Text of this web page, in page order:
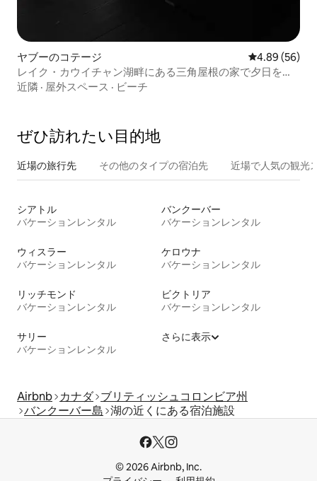
ヤブーのコテージ レビュー56
4.89 (56)
レイク・カウイチャン湖畔にある三角屋根の家で夕日をた
くさん楽しもう
近隣 · 屋外スペース · ビーチ
ぜひ訪⁠れ⁠た⁠い目⁠的⁠地
近場の旅行先 その他のタ⁠イ⁠プ⁠の宿⁠泊⁠先 近場で人気の観光
シアトル
バケーションレンタル
バンクーバー
バケーションレンタル
ウィスラー
バケーションレンタル
ケロウナ
バケーションレンタル
リッチモンド
バケーションレンタル
ビクトリア
バケーションレンタル
サリー
バケーションレンタル
さらに表示
Airbnb カナダ ブリティッシュコロンビア州
バンクーバー島 湖の近くにある宿泊施設
© 2026 Airbnb, Inc.